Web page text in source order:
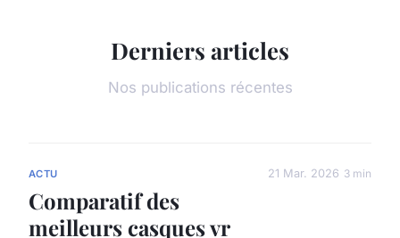
Derniers articles
Nos publications récentes
ACTU
Comparatif des
meilleurs casques vr
21 Mar. 2026 3 min